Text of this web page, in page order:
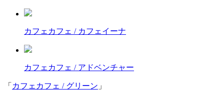
カフェカフェ / カフェイーナ
カフェカフェ / アドベンチャー
「 カフェカフェ / グリーン 」